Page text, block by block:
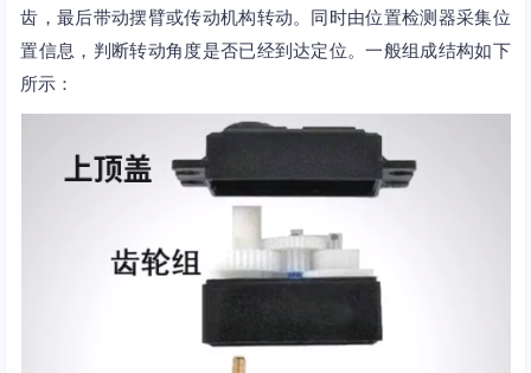
齿，最后带动摆臂或传动机构转动。同时由位置检测器采集位
置信息，判断转动角度是否已经到达定位。一般组成结构如下
所示：